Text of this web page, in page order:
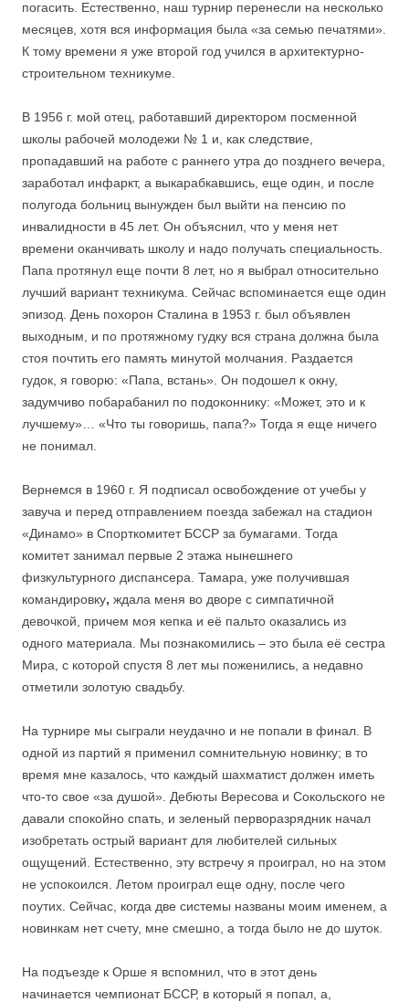
погасить. Естественно, наш турнир перенесли на несколько
месяцев, хотя вся информация была «за семью печатями».
К тому времени я уже второй год учился в архитектурно-
строительном техникуме.
В 1956 г. мой отец, работавший директором посменной
школы рабочей молодежи № 1 и, как следствие,
пропадавший на работе с раннего утра до позднего вечера,
заработал инфаркт, а выкарабкавшись, еще один, и после
полугода больниц вынужден был выйти на пенсию по
инвалидности в 45 лет. Он объяснил, что у меня нет
времени оканчивать школу и надо получать специальность.
Папа протянул еще почти 8 лет, но я выбрал относительно
лучший вариант техникума. Сейчас вспоминается еще один
эпизод. День похорон Сталина в 1953 г. был объявлен
выходным, и по протяжному гудку вся страна должна была
стоя почтить его память минутой молчания. Раздается
гудок, я говорю: «Папа, встань». Он подошел к окну,
задумчиво побарабанил по подоконнику: «Может, это и к
лучшему»… «Что ты говоришь, папа?» Тогда я еще ничего
не понимал.
Вернемся в 1960 г. Я подписал освобождение от учебы у
завуча и перед отправлением поезда забежал на стадион
«Динамо» в Спорткомитет БССР за бумагами. Тогда
комитет занимал первые 2 этажа нынешнего
физкультурного диспансера. Тамара, уже получившая
командировку, ждала меня во дворе с симпатичной
девочкой, причем моя кепка и её пальто оказались из
одного материала. Мы познакомились – это была её сестра
Мира, с которой спустя 8 лет мы поженились, а недавно
отметили золотую свадьбу.
На турнире мы сыграли неудачно и не попали в финал. В
одной из партий я применил сомнительную новинку; в то
время мне казалось, что каждый шахматист должен иметь
что-то свое «за душой». Дебюты Вересова и Сокольского не
давали спокойно спать, и зеленый перворазрядник начал
изобретать острый вариант для любителей сильных
ощущений. Естественно, эту встречу я проиграл, но на этом
не успокоился. Летом проиграл еще одну, после чего
поутих. Сейчас, когда две системы названы моим именем, а
новинкам нет счету, мне смешно, а тогда было не до шуток.
На подъезде к Орше я вспомнил, что в этот день
начинается чемпионат БССР, в который я попал, а,